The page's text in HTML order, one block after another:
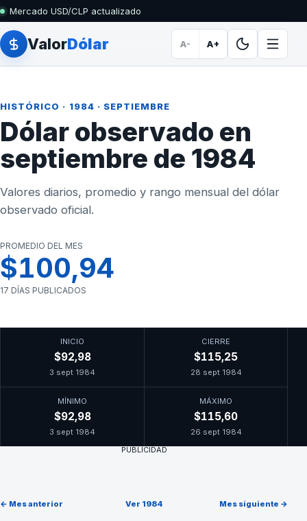
Mercado USD/CLP actualizado
ValorDólar A- A+
HISTÓRICO · 1984 · SEPTIEMBRE
Dólar observado en
septiembre de 1984
Valores diarios, promedio y rango mensual del dólar
observado oficial.
PROMEDIO DEL MES
$100,94
17 DÍAS PUBLICADOS
INICIO
$92,98
3 sept 1984
CIERRE
$115,25
28 sept 1984
MÍNIMO
$92,98
3 sept 1984
MÁXIMO
$115,60
26 sept 1984
PUBLICIDAD
← Mes anterior Ver 1984 Mes siguiente →